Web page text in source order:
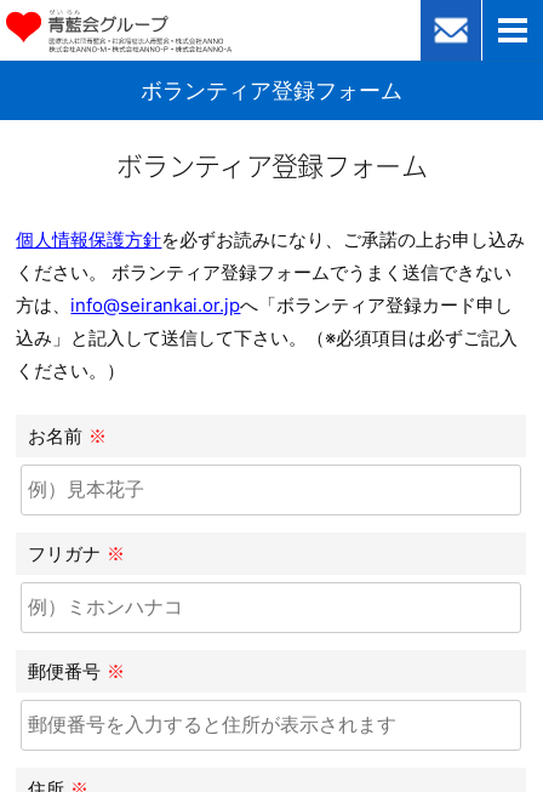
ボランティア登録フォーム
ボランティア登録フォーム
個人情報保護方針を必ずお読みになり、ご承諾の上お申し込み
ください。 ボランティア登録フォームでうまく送信できない
方は、 info@seirankai.or.jpへ「ボランティア登録カード申し
込み」と記入して送信して下さい。（※必須項目は必ずご記入
ください。）
お名前 ※
フリガナ ※
郵便番号 ※